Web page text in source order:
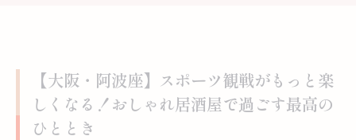
【大阪・阿波座】スポーツ観戦がもっと楽
しくなる！おしゃれ居酒屋で過ごす最高の
ひととき